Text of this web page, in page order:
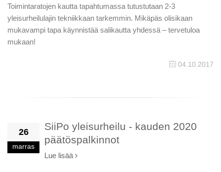
Toimintaratojen kautta tapahtumassa tutustutaan 2-3
yleisurheilulajin tekniikkaan tarkemmin. Mikäpäs olisikaan
mukavampi tapa käynnistää salikautta yhdessä – tervetuloa
mukaan!
04.10.2017
26
marras
SiiPo yleisurheilu - kauden 2020
päätöspalkinnot
Lue lisää